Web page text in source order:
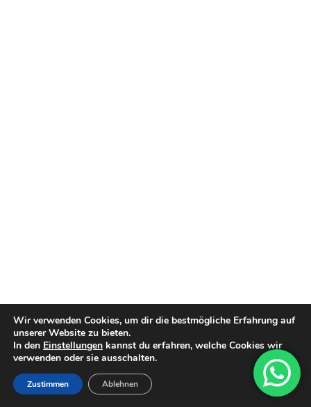
Wir verwenden Cookies, um dir die bestmögliche Erfahrung auf
unserer Website zu bieten.
In den Einstellungen kannst du erfahren, welche Cookies wir
verwenden oder sie ausschalten.
Zustimmen Ablehnen